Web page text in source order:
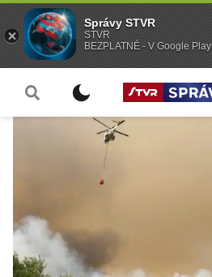
Správy STVR
STVR
BEZPLATNÉ - V Google Play